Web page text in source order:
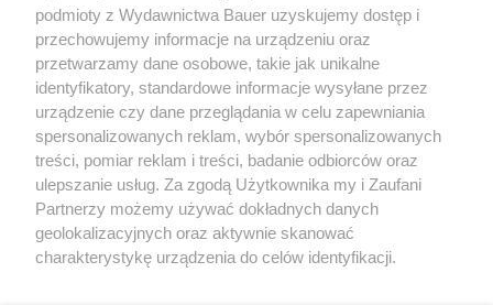
AKTUALNOŚCI
Trzy ofiary wypadku pod
Oświęcimiem. Może wzorem
Australii warto wprowadzić
specjalne prawo jazdy?
AKTUALNOŚCI
Oddano do ruchu
szybkiego ruchu S1
podmioty z Wydawnictwa Bauer uzyskujemy dostęp i
przechowujemy informacje na urządzeniu oraz
przetwarzamy dane osobowe, takie jak unikalne
identyfikatory, standardowe informacje wysyłane przez
urządzenie czy dane przeglądania w celu zapewniania
spersonalizowanych reklam, wybór spersonalizowanych
treści, pomiar reklam i treści, badanie odbiorców oraz
ulepszanie usług. Za zgodą Użytkownika my i Zaufani
Partnerzy możemy używać dokładnych danych
geolokalizacyjnych oraz aktywnie skanować
charakterystykę urządzenia do celów identyfikacji.